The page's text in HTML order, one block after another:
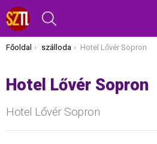
Itt vagy most:
Főoldal szálloda Hotel Lővér Sopron
Hotel Lővér Sopron
Hotel Lővér Sopron